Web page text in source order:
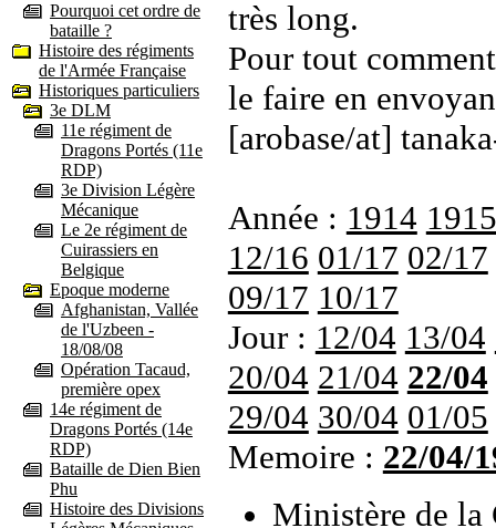
Pourquoi cet ordre de
bataille ?
Histoire des régiments
de l'Armée Française
Historiques particuliers
3e DLM
11e régiment de
Dragons Portés (11e
RDP)
3e Division Légère
Mécanique
Le 2e régiment de
Cuirassiers en
Belgique
Epoque moderne
Afghanistan, Vallée
de l'Uzbeen -
18/08/08
Opération Tacaud,
première opex
14e régiment de
Dragons Portés (14e
RDP)
Bataille de Dien Bien
Phu
Histoire des Divisions
très long.
Pour tout
le faire en
[arobase/at]
Année : 1914 1915
12/16 01/17 02/17
09/17 10/17
Jour : 12/04 13/04
20/04 21/04 22/04
29/04 30/04 01/05
Memoire : 22/04/
Ministère de la